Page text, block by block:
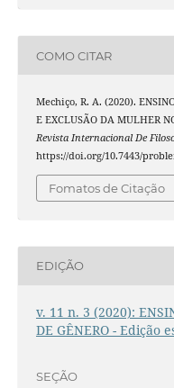
COMO CITAR
Mechiço, R. A. (2020).
E EXCLUSÃO DA MULHER
Revista Internacional De
https://doi.org/10.7443/
Fomatos de Citação
EDIÇÃO
v. 11 n. 3 (2020):
DE GÊNERO - Edição
SEÇÃO